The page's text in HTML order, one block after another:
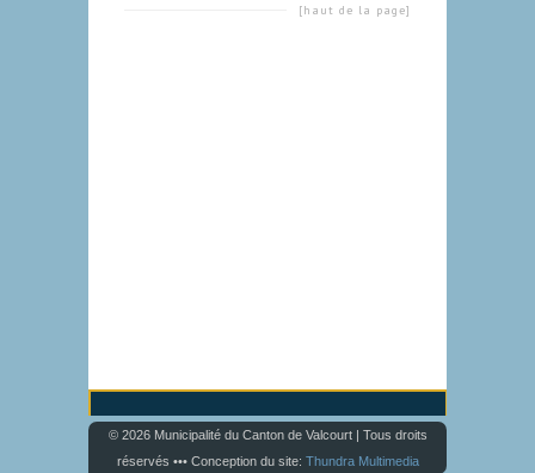
[haut de la page]
© 2026 Municipalité du Canton de Valcourt | Tous droits
réservés ••• Conception du site: Thundra Multimedia